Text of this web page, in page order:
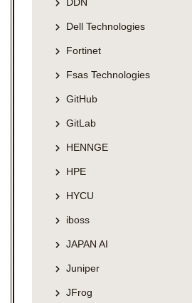
Dell Technologies
Fortinet
Fsas Technologies
GitHub
GitLab
HENNGE
HPE
HYCU
iboss
JAPAN AI
Juniper
JFrog